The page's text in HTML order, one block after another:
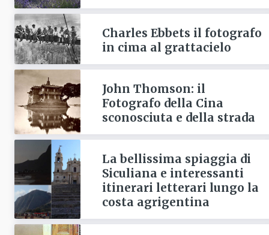
Charles Ebbets il fotografo
in cima al grattacielo
John Thomson: il
Fotografo della Cina
sconosciuta e della strada
La bellissima spiaggia di
Siculiana e interessanti
itinerari letterari lungo la
costa agrigentina